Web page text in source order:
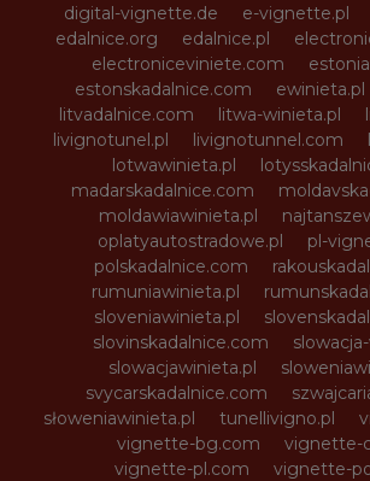
digital-vignette.de
e-vignette.pl
edalnice.org
edalnice.pl
electroniceviniete.com
estonskadalnice.com
ewinieta.pl
litvadalnice.com
litwa-winieta.pl
livignotunel.pl
livignotunnel.com
lotwawinieta.pl
madarskadalnice.com
moldawiawinieta.pl
oplatyautostradowe.pl
pl-
polskadalnice.com
rumuniawinieta.pl
sloveniawinieta.pl
slovinskadalnice.com
slowacjawinieta.pl
svycarskadalnice.com
słoweniawinieta.pl
tunellivigno.pl
vignette-bg.com
vignette-
vignette-pl.com
vignette-